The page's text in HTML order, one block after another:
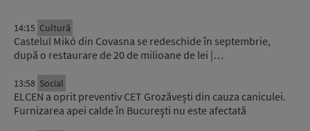
14:15 Cultură
Castelul Mikó din Covasna se redeschide în septembrie,
după o restaurare de 20 de milioane de lei |…
13:58 Social
ELCEN a oprit preventiv CET Grozăvești din cauza caniculei.
Furnizarea apei calde în Bucureşti nu este afectată